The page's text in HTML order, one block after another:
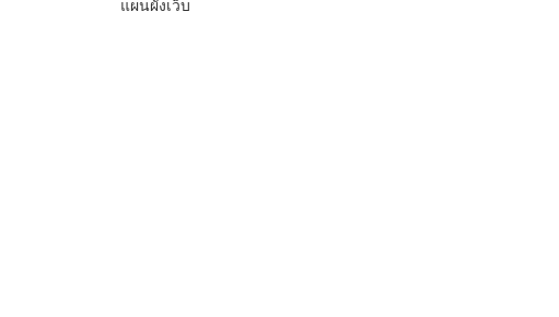
แผนผังเว็บ